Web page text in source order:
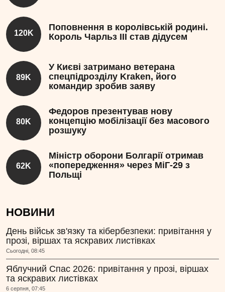
120K
Поповнення в королівській родині.
Король Чарльз III став дідусем
89K
У Києві затримано ветерана
спецпідрозділу Kraken, його
командир зробив заяву
80K
Федоров презентував нову
концепцію мобілізації без масового
розшуку
62K
Міністр оборони Болгарії отримав
«попередження» через МіГ-29 з
Польщі
НОВИНИ
День військ зв'язку та кібербезпеки: привітання у
прозі, віршах та яскравих листівках
Сьогодні, 08:45
Яблучний Спас 2026: привітання у прозі, віршах
та яскравих листівках
6 серпня, 07:45